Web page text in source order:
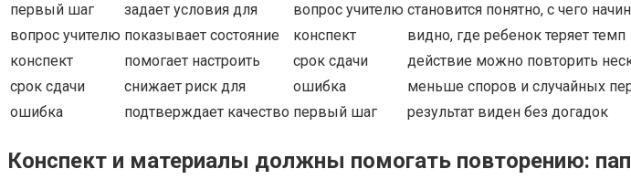
первый шаг
задает условия для вопрос учителю становится понятно, с чего
вопрос учителю показывает состояние конспект
видно, где ребенок теряет темп
конспект
помогает настроить срок сдачи
действие можно повторить
срок сдачи
снижает риск для ошибка
меньше споров и случайных
ошибка
подтверждает качество первый шаг результат виден без догадок
Конспект и материалы должны помогать повторению: